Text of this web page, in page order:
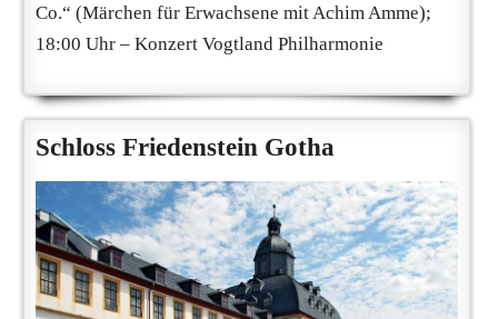
Co.“ (Märchen für Erwachsene mit Achim Amme);
18:00 Uhr – Konzert Vogtland Philharmonie
Schloss Friedenstein Gotha